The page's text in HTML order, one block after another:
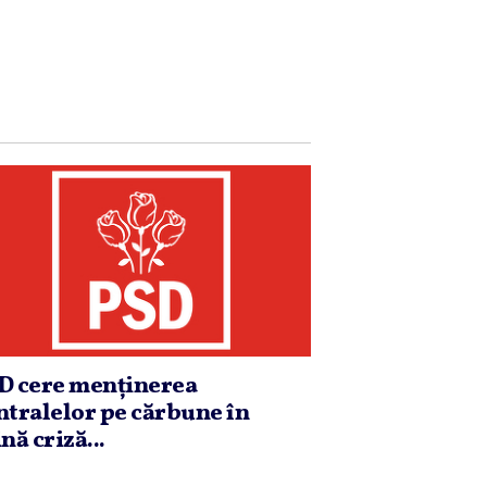
cere menţinerea
pe cărbune în
criză...